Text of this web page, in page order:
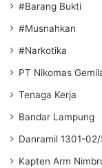
#Barang Bukti
#Musnahkan
#Narkotika
PT Nikomas
Tenaga Kerja
Bandar Lampung
Danramil 1301-02/
Kapten Arm